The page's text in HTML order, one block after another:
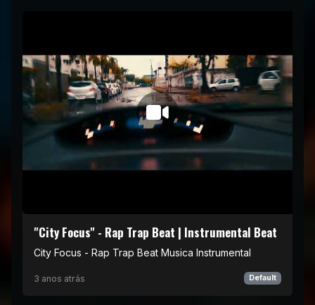
"City Focus" - Rap Trap Beat | Instrumental Beat
City Focus - Rap Trap Beat Musica Instrumental
3 anos atrás Default